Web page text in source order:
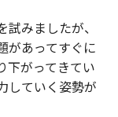
みましたが、
があってすぐに
下がってきてい
していく姿勢が